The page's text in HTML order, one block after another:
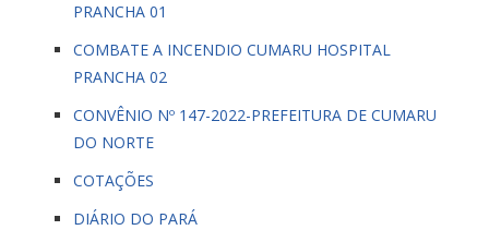
PRANCHA 01
COMBATE A INCENDIO CUMARU HOSPITAL
PRANCHA 02
CONVÊNIO Nº 147-2022-PREFEITURA DE CUMARU
DO NORTE
COTAÇÕES
DIÁRIO DO PARÁ